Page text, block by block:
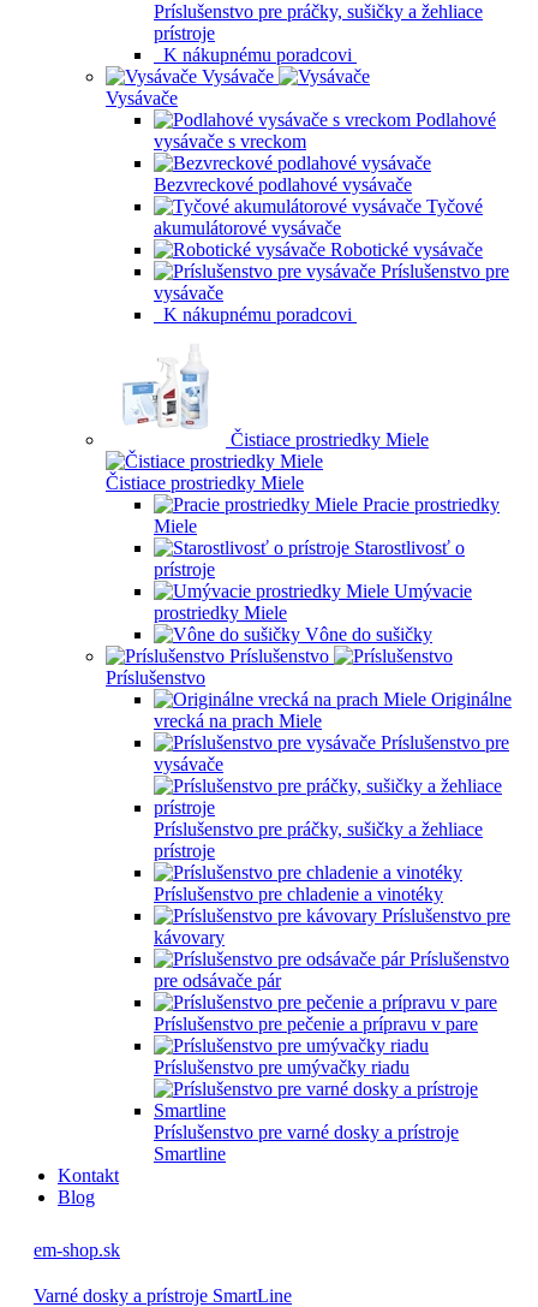
Príslušenstvo pre práčky, sušičky a žehliace
prístroje
K nákupnému poradcovi
Vysávače
Vysávače
Podlahové
vysávače s vreckom
Bezvreckové podlahové vysávače
Tyčové
akumulátorové vysávače
Robotické vysávače
Príslušenstvo pre
vysávače
K nákupnému poradcovi
Čistiace prostriedky Miele
Čistiace prostriedky Miele
Pracie prostriedky
Miele
Starostlivosť o
prístroje
Umývacie
prostriedky Miele
Vône do sušičky
Príslušenstvo
Príslušenstvo
Originálne
vrecká na prach Miele
Príslušenstvo pre
vysávače
Príslušenstvo pre práčky, sušičky a žehliace
prístroje
Príslušenstvo pre chladenie a vinotéky
Príslušenstvo pre
kávovary
Príslušenstvo
pre odsávače pár
Príslušenstvo pre pečenie a prípravu v pare
Príslušenstvo pre umývačky riadu
Príslušenstvo pre varné dosky a prístroje
Smartline
Kontakt
Blog
em-shop.sk
Varné dosky a prístroje SmartLine